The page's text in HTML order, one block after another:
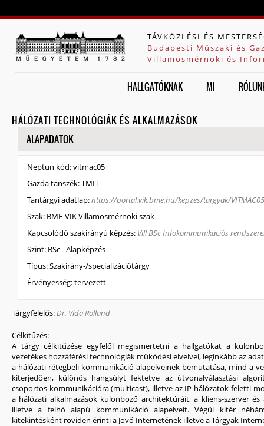
TÁVKÖZLÉSI ÉS
Budapesti Műszaki és
Villamosmérnöki és
HALLGATÓKNAK MI
HÁLÓZATI TECHNOLÓGIÁK ÉS ALKALMAZÁSOK
ELREJT
ALAPADATOK
Neptun kód:vitmac05
Gazda tanszék:TMIT
Tantárgyi adatlap:https://portal.vik.bme.hu/kepzes/targyak/
Szak: BME-VIK Villamosmérnöki szak
Kapcsolódó szakirányú képzés: Vill BSc Infokommunikációs
Szint: BSc - Alapképzés
Típus:Szakirány-/specializációtárgy
Érvényesség:tervezett
Tárgyfelelős: Dr. Vida Rolland
Célkitűzés:
A tárgy célkitűzése egyfelől megismertetni a hallgatókat a
vezetékes hozzáférési technológiák működési elveivel, leginkább az
a hálózati rétegbeli kommunikáció alapelveinek bemutatása, mind a
kiterjedően, különös hangsúlyt fektetve az útvonalválasztási
csoportos kommunikációra (multicast), illetve az IP hálózatok feletti
a hálózati alkalmazások különböző architektúráit, a kliens-szerver
illetve a felhő alapú kommunikáció alapelveit. Végül kitér
kitekintésként röviden érinti a Jövő Internetének illetve a Tárgyak